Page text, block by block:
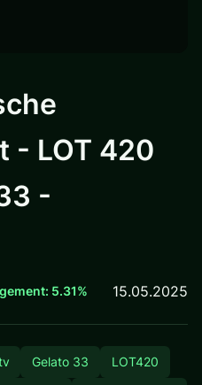
- LOT 420
-
5.31% 15.05.2025
Gelato 33 LOT420